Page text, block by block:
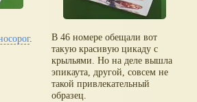
.
В 46 номере обещали вот
такую красивую цикаду с
крыльями. Но на деле вышла
эпикаута, другой, совсем не
такой привлекательный
образец.